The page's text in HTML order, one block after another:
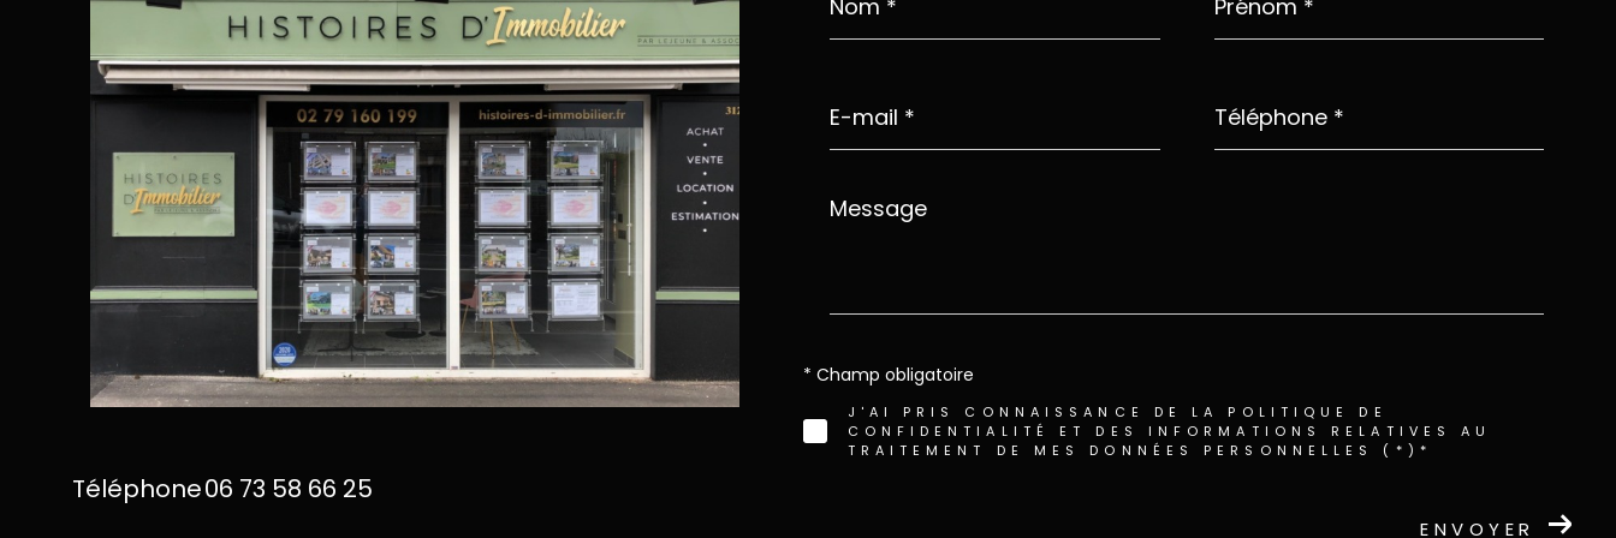
Téléphone06 73 58 66 25
mail
*
*
Message
*
J'AI PRIS CONNAISSANCE DE LA POLITIQUE DE
CONFIDENTIALITÉ ET DES INFORMATIONS RELATIVES AU
TRAITEMENT DE MES DONNÉES PERSONNELLES (*)*
* Champ obligatoire
ENVOYER